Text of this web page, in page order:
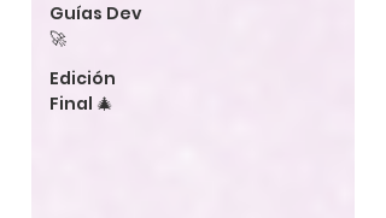
Guías Dev
🚀
Edición
Final 🎄